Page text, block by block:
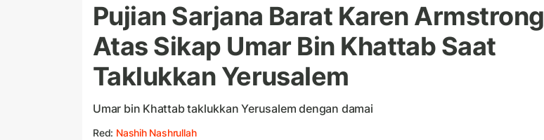
Pujian Sarjana Barat Karen Armstrong
Atas Sikap Umar Bin Khattab Saat
Taklukkan Yerusalem
Umar bin Khattab taklukkan Yerusalem dengan damai
Red: Nashih Nashrullah